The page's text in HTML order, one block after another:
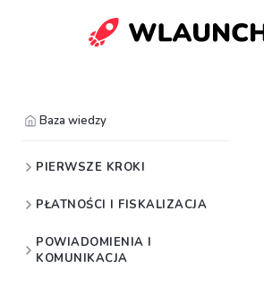
Baza wiedzy
PIERWSZE KROKI
PŁATNOŚCI I FISKALIZACJA
POWIADOMIENIA I
KOMUNIKACJA